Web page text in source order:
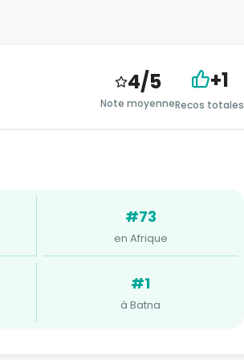
4/5
Note moyenne
+1
Recos totales
#73
en Afrique
#1
à Batna